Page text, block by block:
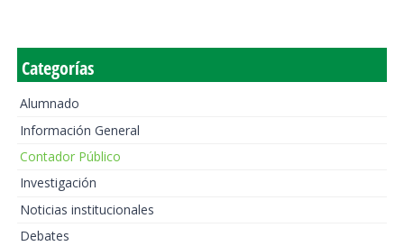
Categorías
Alumnado
Información General
Contador Público
Investigación
Noticias institucionales
Debates